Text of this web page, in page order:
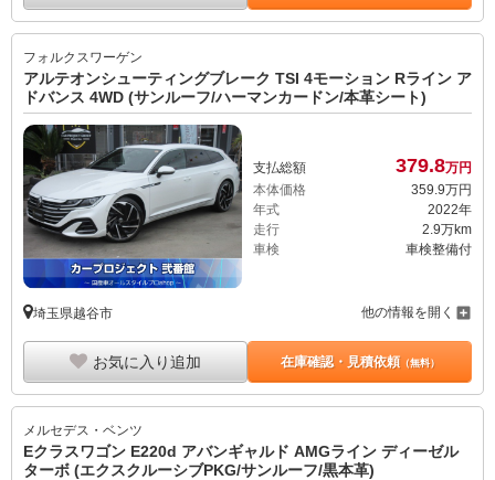
フォルクスワーゲン
アルテオンシューティングブレーク TSI 4モーション Rライン ア
ドバンス 4WD (サンルーフ/ハーマンカードン/本革シート)
支払総額 379.8万円
本体価格
359.9万円
年式
2022年
走行
2.9万km
車検
車検整備付
埼玉県越谷市 他の情報を開く
お気に入り追加 在庫確認・見積依頼（無料）
メルセデス・ベンツ
Eクラスワゴン E220d アバンギャルド AMGライン ディーゼル
ターボ (エクスクルーシブPKG/サンルーフ/黒本革)